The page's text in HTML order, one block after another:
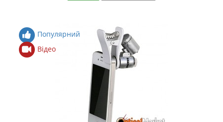
Популярний
Відео